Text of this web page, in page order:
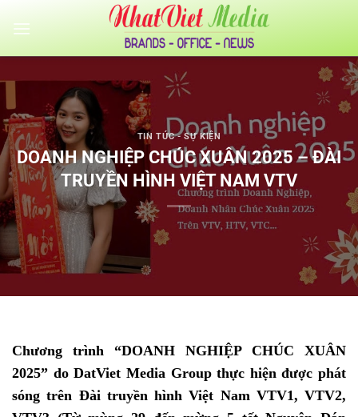
qua
TIN TỨC - SỰ KIỆN
DOANH NGHIỆP CHÚC XUÂN 2025 – ĐÀI
TRUYỀN HÌNH VIỆT NAM VTV
Chương trình “DOANH NGHIỆP CHÚC XUÂN
2025” do DatViet Media Group thực hiện được phát
sóng trên Đài truyền hình Việt Nam VTV1, VTV2,